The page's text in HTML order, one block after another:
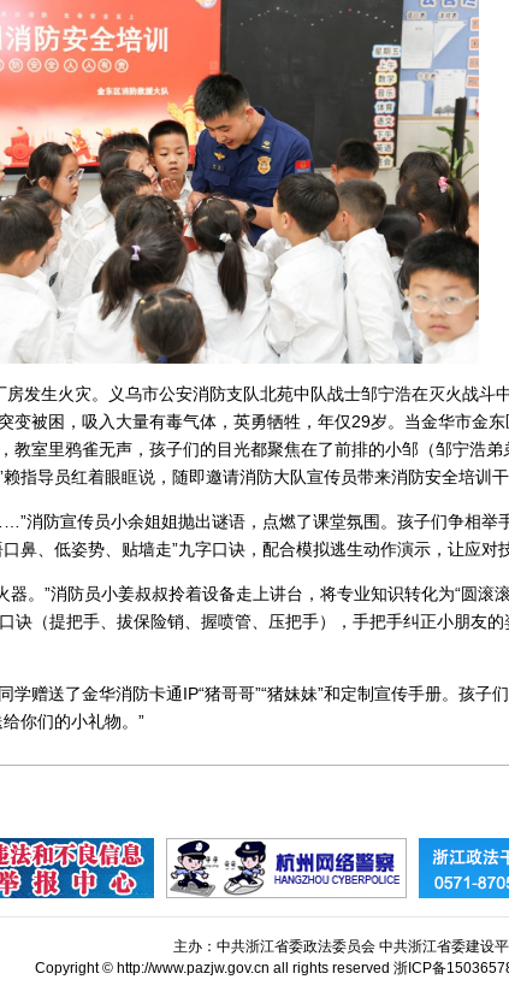
发生火灾。义乌市公安消防支队北苑中队战士邹宁浩在灭火战斗
变被困，吸入大量有毒气体，英勇牺牲，年仅29岁。当金华市金
教室里鸦雀无声，孩子们的目光都聚焦在了前排的小邹（邹宁浩
指导员红着眼眶说，随即邀请消防大队宣传员带来消防安全培训干
消防宣传员小余姐姐抛出谜语，点燃了课堂氛围。孩子们争相举
口鼻、低姿势、贴墙走”九字口诀，配合模拟逃生动作演示，让应对
。”消防员小姜叔叔拎着设备走上讲台，将专业知识转化为“圆滚
诀（提把手、拔保险销、握喷管、压把手），手把手纠正小朋友的
学赠送了金华消防卡通IP“猪哥哥”“猪妹妹”和定制宣传手册。孩子
你们的小礼物。”
主办：中共浙江省委政法委员会 中共浙江省委建设
Copyright © http://www.pazjw.gov.cn all rights reserved 浙ICP备